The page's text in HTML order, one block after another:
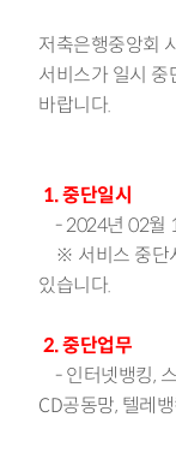
저축은행중앙회
서비스가 일시 중
바랍니다.
1. 중단일시
- 2024년 02월
※ 서비스 중단
있습니다.
2. 중단업무
- 인터넷뱅킹,
CD공동망, 텔레